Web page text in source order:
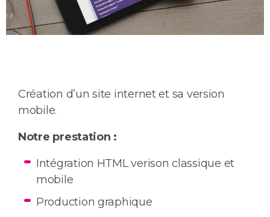
Création d’un site internet et sa version
mobile.
Notre prestation :
Intégration HTML verison classique et
mobile
Production graphique